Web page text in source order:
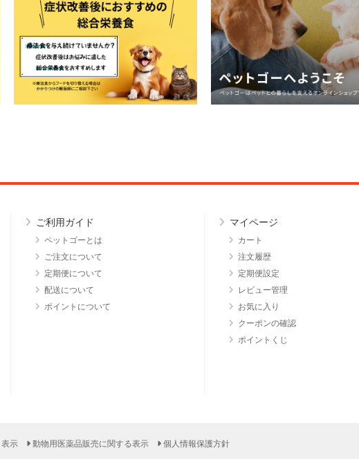
ご利用ガイド
ペットゴーとは
ご注文について
定期便について
配送について
ポイントについて
マイページ
カート
注文履歴
定期便設定
レビュー管理
お気に入り
クーポンの確認
ポイントくじ
示 動物用医薬品販売に関する表示 個人情報保護方針